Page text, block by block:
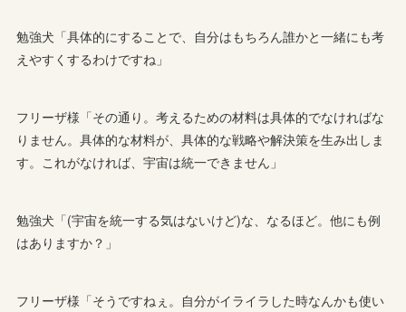
勉強犬「具体的にすることで、自分はもちろん誰かと一緒にも考
えやすくするわけですね」
フリーザ様「その通り。考えるための材料は具体的でなければな
りません。具体的な材料が、具体的な戦略や解決策を生み出しま
す。これがなければ、宇宙は統一できません」
勉強犬「(宇宙を統一する気はないけど)な、なるほど。他にも例
はありますか？」
フリーザ様「そうですねぇ。自分がイライラした時なんかも使い